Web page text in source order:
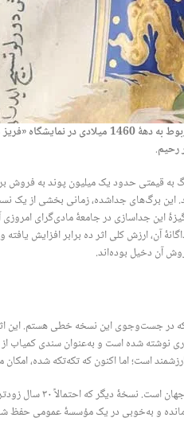
«فریز مسترز».
رحیم.
برگ به قیمتی حدود یک میلیون پوند به
این برگ‌های جداشده، زمانی بخشی از
این جداسازی در جامعۀ مادی‌گرای
آن دخیل بوده‌اند.
شده است و به‌عنوان سندی کمیاب از
است؛ اما اکنون که تکه‌تکه شده،
و به‌خوبی در یک مؤسسۀ عمومی حفظ